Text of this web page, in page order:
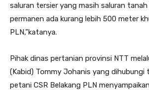
saluran tersier yang masih saluran
permanen ada kurang lebih 500 meter
PLN,”katanya.
Pihak dinas pertanian provinsi NTT
(Kabid) Tommy Johanis yang dihubungi
petani CSR Belakang PLN